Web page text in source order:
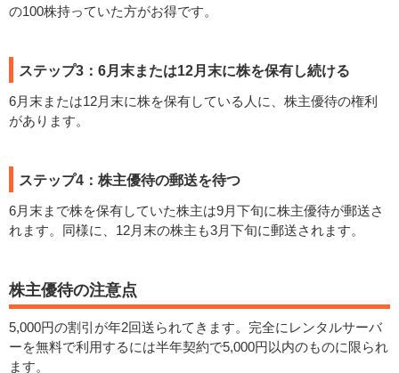
の100株持っていた方がお得です。
ステップ3：6月末または12月末に株を保有し続ける
6月末または12月末に株を保有している人に、株主優待の権利
があります。
ステップ4：株主優待の郵送を待つ
6月末まで株を保有していた株主は9月下旬に株主優待が郵送さ
れます。同様に、12月末の株主も3月下旬に郵送されます。
株主優待の注意点
5,000円の割引が年2回送られてきます。完全にレンタルサーバ
ーを無料で利用するには半年契約で5,000円以内のものに限られ
ます。